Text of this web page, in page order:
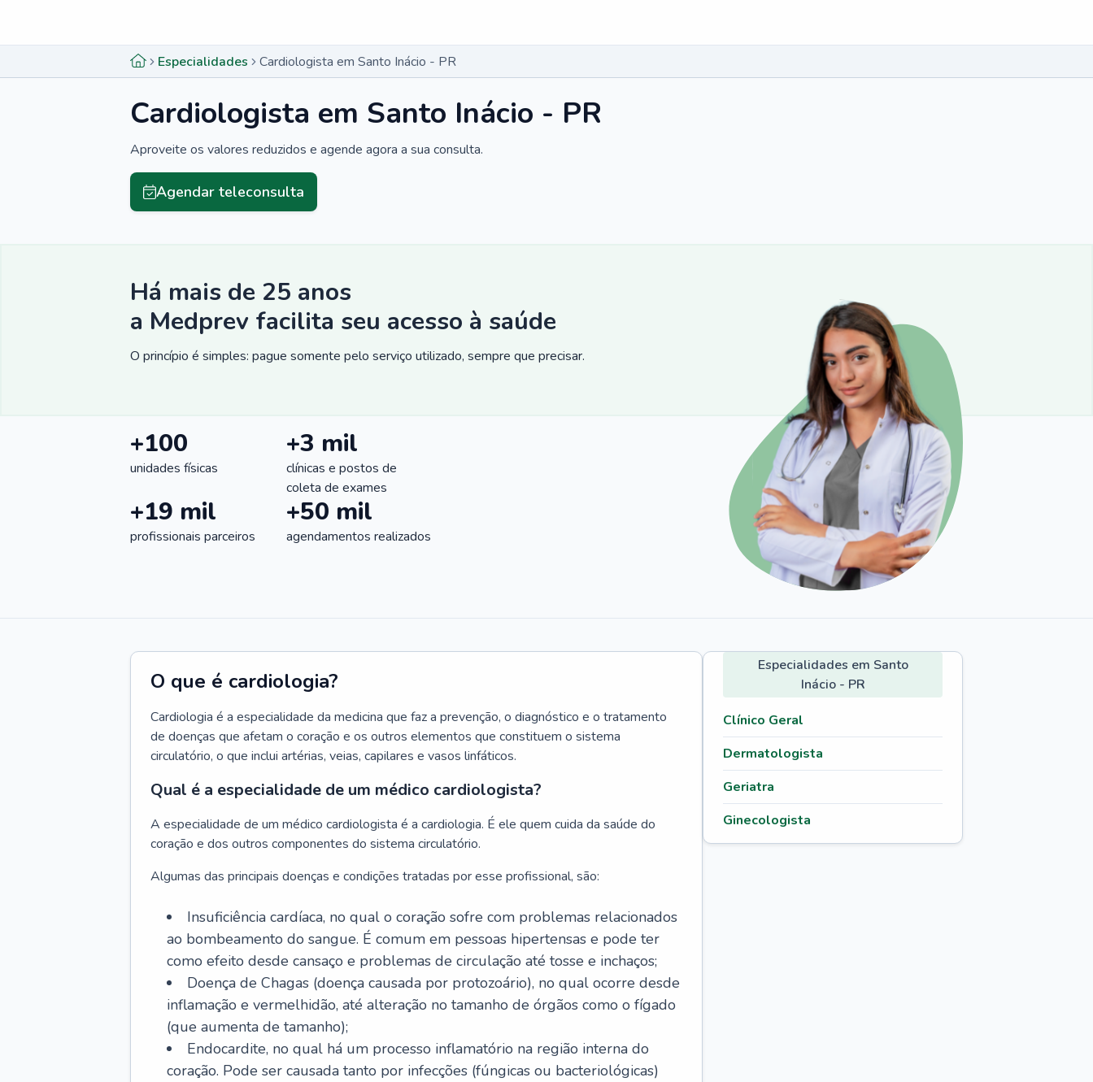
Especialidades Cardiologista em Santo Inácio - PR
Cardiologista em Santo Inácio - PR
Aproveite os valores reduzidos e agende agora a sua consulta.
Agendar teleconsulta
Há mais de 25 anos
a Medprev facilita seu acesso à saúde
O princípio é simples: pague somente pelo serviço utilizado, sempre que precisar.
+100
unidades físicas
+3 mil
clínicas e postos de
coleta de exames
+19 mil
profissionais parceiros
+50 mil
agendamentos realizados
O que é cardiologia?
Cardiologia é a especialidade da medicina que faz a prevenção, o diagnóstico e o tratamento
de doenças que afetam o coração e os outros elementos que constituem o sistema
circulatório, o que inclui artérias, veias, capilares e vasos linfáticos.
Qual é a especialidade de um médico cardiologista?
A especialidade de um médico cardiologista é a cardiologia. É ele quem cuida da saúde do
coração e dos outros componentes do sistema circulatório.
Algumas das principais doenças e condições tratadas por esse profissional, são:
Insuficiência cardíaca, no qual o coração sofre com problemas relacionados
ao bombeamento do sangue. É comum em pessoas hipertensas e pode ter
como efeito desde cansaço e problemas de circulação até tosse e inchaços;
Doença de Chagas (doença causada por protozoário), no qual ocorre desde
inflamação e vermelhidão, até alteração no tamanho de órgãos como o fígado
(que aumenta de tamanho);
Endocardite, no qual há um processo inflamatório na região interna do
coração. Pode ser causada tanto por infecções (fúngicas ou bacteriológicas)
Especialidades em Santo
Inácio - PR
Clínico Geral
Dermatologista
Geriatra
Ginecologista